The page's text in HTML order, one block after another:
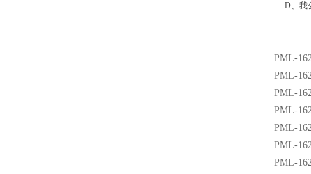
D、我
PML-
PML-
PML-
PML-
PML-
PML-
PML-